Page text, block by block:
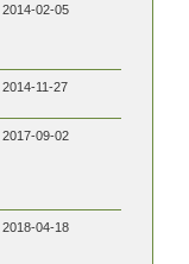
2014-02-05
2014-11-27
2017-09-02
2018-04-18